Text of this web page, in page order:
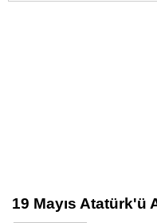
19 Mayıs Atatürk'ü